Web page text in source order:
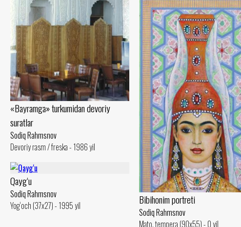
«Bayramga» turkumidan devoriy
suratlar
Sodiq Rahmsnov
Devoriy rasm / freska - 1986 yil
Bibihonim portreti
Sodiq Rahmsnov
Mato, tempera (90x55) - 0 yil
Qayg‘u
Sodiq Rahmsnov
Yog‘och (37x27) - 1995 yil